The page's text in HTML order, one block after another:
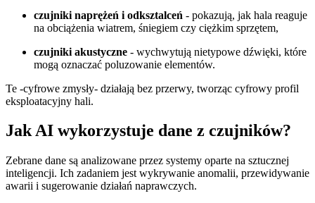
czujniki naprężeń i odksztalceń - pokazują, jak hala reaguje
na obciążenia wiatrem, śniegiem czy ciężkim sprzętem,
czujniki akustyczne - wychwytują nietypowe dźwięki, które
mogą oznaczać poluzowanie elementów.
Te -cyfrowe zmysły- działają bez przerwy, tworząc cyfrowy profil
eksploatacyjny hali.
Jak AI wykorzystuje dane z czujników?
Zebrane dane są analizowane przez systemy oparte na sztucznej
inteligencji. Ich zadaniem jest wykrywanie anomalii, przewidywanie
awarii i sugerowanie działań naprawczych.